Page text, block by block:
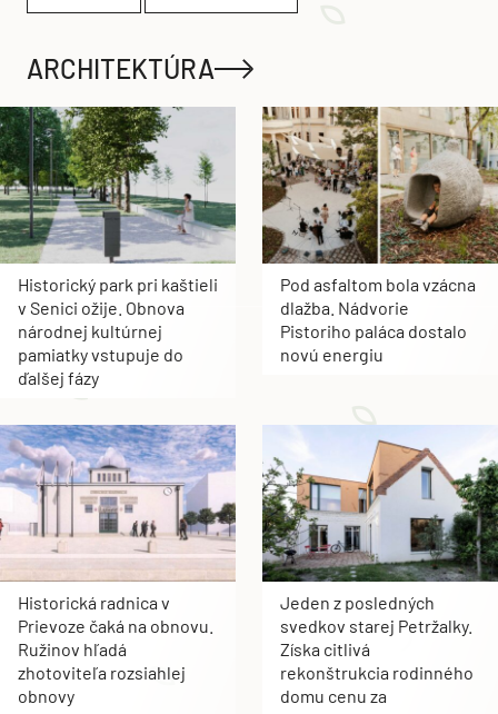
ARCHITEKTÚRA
Historický park pri kaštieli
v Senici ožije. Obnova
národnej kultúrnej
pamiatky vstupuje do
ďalšej fázy
Pod asfaltom bola vzácna
dlažba. Nádvorie
Pistoriho paláca dostalo
novú energiu
Historická radnica v
Prievoze čaká na obnovu.
Ružinov hľadá
zhotoviteľa rozsiahlej
obnovy
Jeden z posledných
svedkov starej Petržalky.
Získa citlivá
rekonštrukcia rodinného
domu cenu za